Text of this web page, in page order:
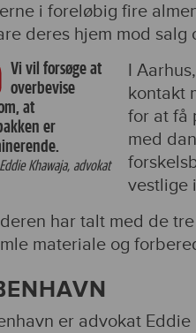
i foreløbig fire
deres hjem mod salg
Vi vil forsøge at
overbevise
at
er
Eddie Khawaja, advokat
I
kontakt
for at få
med
vestlige
har talt med de
materiale og
er advokat